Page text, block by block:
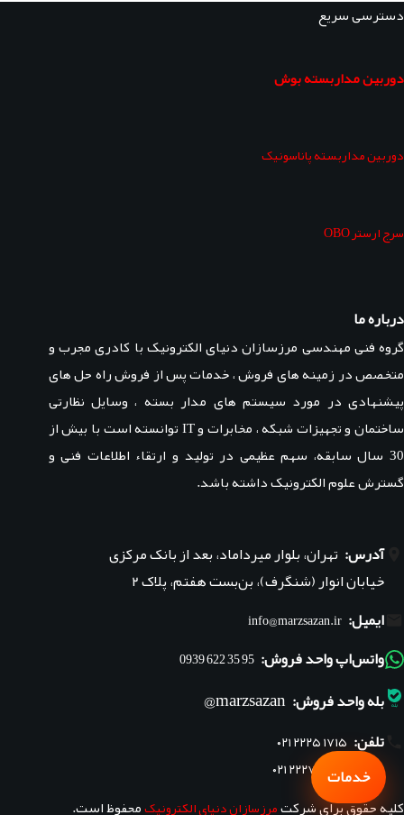
دسترسی سریع
دوربین مداربسته بوش
دوربین مداربسته پاناسونیک
سرج ارستر OBO
درباره ما
گروه فنی مهندسی مرزسازان دنیای الکترونیک با کادری مجرب و
متخصص در زمینه های فروش ، خدمات پس از فروش راه حل های
پیشنهادی در مورد سیستم های مدار بسته ، وسایل نظارتی
ساختمان و تجهیزات شبکه ، مخابرات و IT توانسته است با بیش از
30 سال سابقه، سهم عظیمی در تولید و ارتقاء اطلاعات فنی و
گسترش علوم الکترونیک داشته باشد.
آدرس: تهران، بلوار میرداماد، بعد از بانک مرکزی
خیابان انوار (شنگرف)، بن‌بست هفتم، پلاک ۲
ایمیل: info@marzsazan.ir
واتس‌اپ واحد فروش: 95 35 622 0939
بله واحد فروش: marzsazan@
تلفن: ۰۲۱ ۲۲۲۵ ۱۷۱۵
۰۲۱ ۲۲۲۷ ۱۸۴۵
کلیه حقوق برای شرکتمرزسازان دنیای الکترونیکمحفوظ است.
خدمات